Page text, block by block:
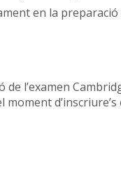
en la preparació
l’examen
d’inscriure’s